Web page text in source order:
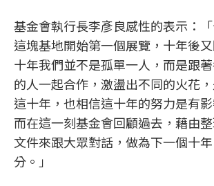
基金會執行長李彥良感性的表示：
這塊基地開始第一個展覽，十年後
十年我們並不是孤單一人，而是跟
的人一起合作，激盪出不同的火花
這十年，也相信這十年的努力是有
而在這一刻基金會回顧過去，藉由
文件來跟大眾對話，做為下一個十
分。」